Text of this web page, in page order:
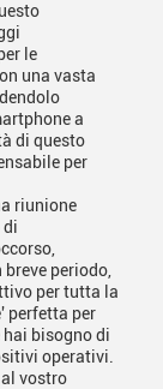
le
una vasta
a
di questo
per
riunione
di
periodo,
per tutta la
perfetta per
hai bisogno di
operativi.
vostro